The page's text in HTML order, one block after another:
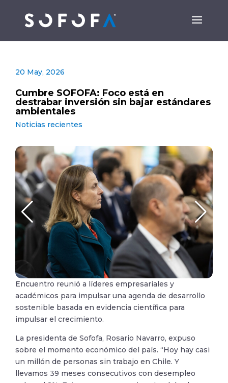
20 May, 2026
Cumbre SOFOFA: Foco está en
destrabar inversión sin bajar estándares
ambientales
Noticias recientes
Encuentro reunió a líderes empresariales y
académicos para impulsar una agenda de desarrollo
sostenible basada en evidencia científica para
impulsar el crecimiento.
La presidenta de Sofofa, Rosario Navarro, expuso
sobre el momento económico del país. “Hoy hay casi
un millón de personas sin trabajo en Chile. Y
llevamos 39 meses consecutivos con desempleo